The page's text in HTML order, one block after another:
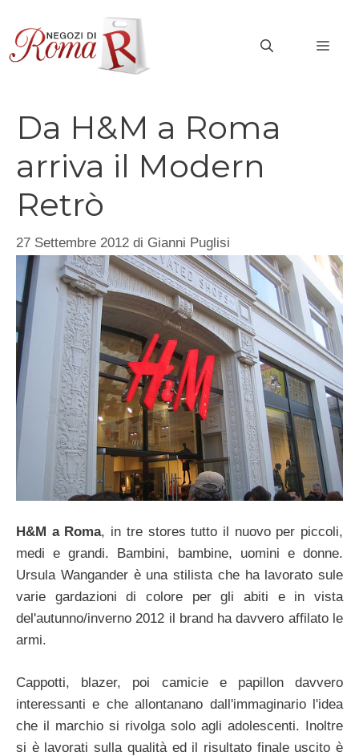
contenuto
Da H&M a Roma
arriva il Modern
Retrò
27 Settembre 2012 di Gianni Puglisi
H&M a Roma, in tre stores tutto il nuovo per piccoli,
medi e grandi. Bambini, bambine, uomini e donne.
Ursula Wangander è una stilista che ha lavorato sule
varie gardazioni di colore per gli abiti e in vista
del'autunno/inverno 2012 il brand ha davvero affilato le
armi.
Cappotti, blazer, poi camicie e papillon davvero
interessanti e che allontanano dall'immaginario l'idea
che il marchio si rivolga solo agli adolescenti. Inoltre
si è lavorati sulla qualità ed il risultato finale uscito è